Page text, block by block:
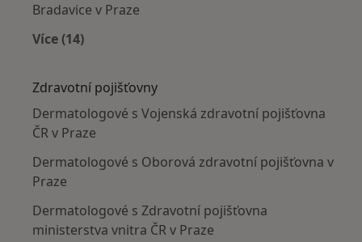
Bradavice v Praze
Více (14)
Zdravotní pojišťovny
Dermatologové s Vojenská zdravotní pojišťovna
ČR v Praze
Dermatologové s Oborová zdravotní pojišťovna v
Praze
Dermatologové s Zdravotní pojišťovna
ministerstva vnitra ČR v Praze